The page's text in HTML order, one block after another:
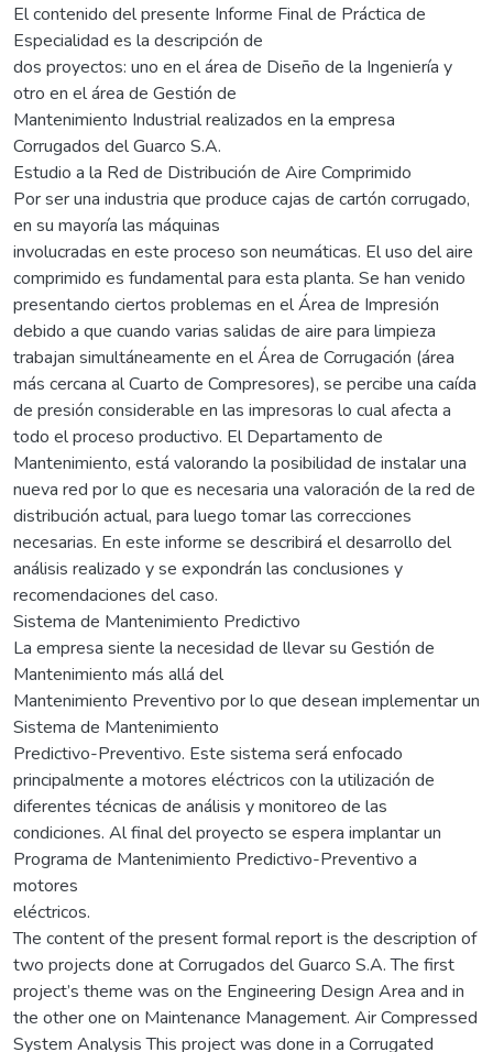
El contenido del presente Informe Final de Práctica de
Especialidad es la descripción de
dos proyectos: uno en el área de Diseño de la Ingeniería y
otro en el área de Gestión de
Mantenimiento Industrial realizados en la empresa
Corrugados del Guarco S.A.
Estudio a la Red de Distribución de Aire Comprimido
Por ser una industria que produce cajas de cartón corrugado,
en su mayoría las máquinas
involucradas en este proceso son neumáticas. El uso del aire
comprimido es fundamental para esta planta. Se han venido
presentando ciertos problemas en el Área de Impresión
debido a que cuando varias salidas de aire para limpieza
trabajan simultáneamente en el Área de Corrugación (área
más cercana al Cuarto de Compresores), se percibe una caída
de presión considerable en las impresoras lo cual afecta a
todo el proceso productivo. El Departamento de
Mantenimiento, está valorando la posibilidad de instalar una
nueva red por lo que es necesaria una valoración de la red de
distribución actual, para luego tomar las correcciones
necesarias. En este informe se describirá el desarrollo del
análisis realizado y se expondrán las conclusiones y
recomendaciones del caso.
Sistema de Mantenimiento Predictivo
La empresa siente la necesidad de llevar su Gestión de
Mantenimiento más allá del
Mantenimiento Preventivo por lo que desean implementar un
Sistema de Mantenimiento
Predictivo-Preventivo. Este sistema será enfocado
principalmente a motores eléctricos con la utilización de
diferentes técnicas de análisis y monitoreo de las
condiciones. Al final del proyecto se espera implantar un
Programa de Mantenimiento Predictivo-Preventivo a
motores
eléctricos.
The content of the present formal report is the description of
two projects done at Corrugados del Guarco S.A. The first
project’s theme was on the Engineering Design Area and in
the other one on Maintenance Management. Air Compressed
System Analysis This project was done in a Corrugated